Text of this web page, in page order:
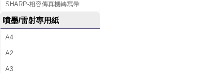
SHARP-相容傳真機轉寫帶
噴墨/雷射專用紙
A4
A2
A3